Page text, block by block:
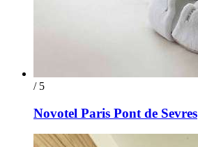
/ 5
Novotel Paris Pont de Sevres